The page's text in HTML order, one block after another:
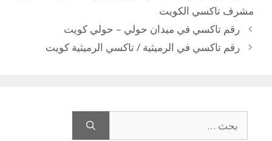
مشرف تاكسي الكويت
رقم تاكسي في ميدان حولي – حولي كويت
رقم تاكسي في الرميثية / تاكسي الرميثية كويت
عن: